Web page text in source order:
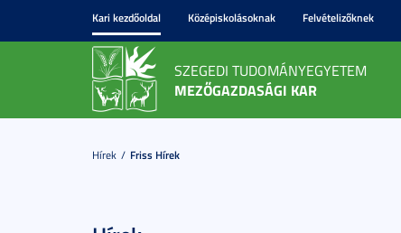
Kari kezdőoldal Középiskolásoknak Felvételizőknek
SZEGEDI TUDOMÁNYEGYETEM
MEZŐGAZDASÁGI KAR
Hírek Friss Hírek